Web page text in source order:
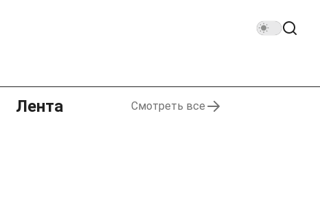
Лента Смотреть все